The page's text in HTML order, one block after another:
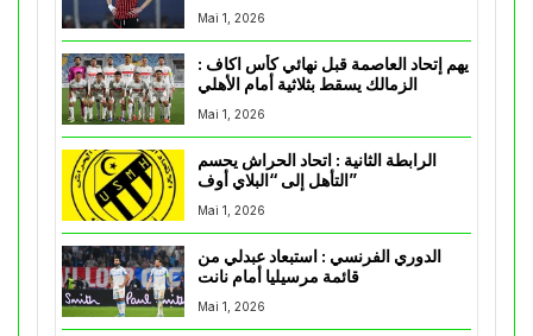
Mai 1, 2026
يهم إتحاد العاصمة قبل نهائي كأس اكاف :
Mai 1, 2026
الرابطة الثانية : اتحاد الحراش يحسم
التأهل إلى “البلاي أوف”
Mai 1, 2026
الدوري الفرنسي : استبعاد عبدلي من
قائمة مرسيليا أمام نانت
Mai 1, 2026